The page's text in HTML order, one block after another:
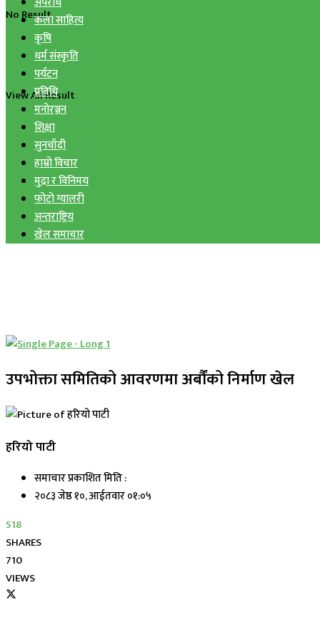
No Result
View All Result
कला साहित्य
कृषि
धर्म संस्कृति
पर्यटन
प्रविधि
मनोरञ्जन
शिक्षा
सुनचाँदी
हाम्रो विचार
मुद्रा र विनिमय
फोटो ग्यालरी
अन्तराष्ट्रिय
खेल समाचार
उपभोक्ता समितिको आवरणमा अर्बौंको निर्माण खेल
हरियो पाटी
समाचार प्रकाशित मिति :
२०८३ जेष्ठ १०, आईतवार ०१:०५
518
SHARES
710
VIEWS